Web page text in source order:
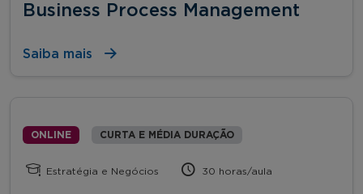
Business Process Management
Saiba mais
ONLINE CURTA E MÉDIA DURAÇÃO
Estratégia e Negócios 30 horas/aula